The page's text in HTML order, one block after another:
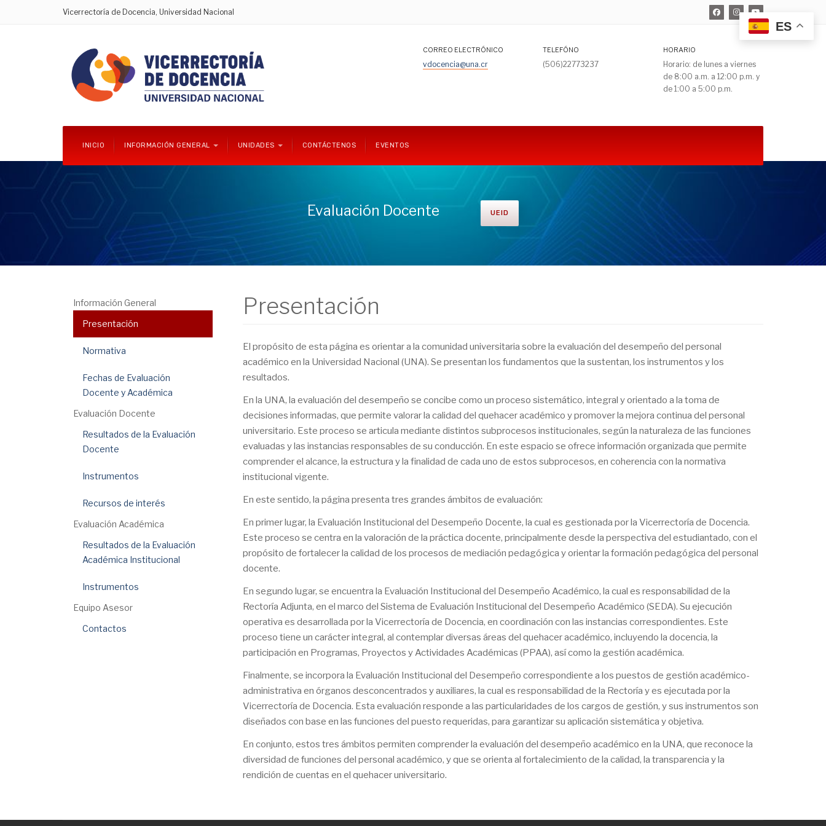
Vicerrectoría de Docencia, Universidad Nacional
ES
CORREO ELECTRÓNICO
vdocencia@una.cr
TELEFÓNO
(506)22773237
HORARIO
Horario: de lunes a viernes
de 8:00 a.m. a 12:00 p.m. y
de 1:00 a 5:00 p.m.
INICIO INFORMACIÓN GENERAL UNIDADES CONTÁCTENOS EVENTOS
Evaluación Docente UEID
Presentación
El propósito de esta página es orientar a la comunidad universitaria sobre la evaluación del desempeño del personal
académico en la Universidad Nacional (UNA). Se presentan los fundamentos que la sustentan, los instrumentos y los
resultados.
En la UNA, la evaluación del desempeño se concibe como un proceso sistemático, integral y orientado a la toma de
decisiones informadas, que permite valorar la calidad del quehacer académico y promover la mejora continua del personal
universitario. Este proceso se articula mediante distintos subprocesos institucionales, según la naturaleza de las funciones
evaluadas y las instancias responsables de su conducción. En este espacio se ofrece información organizada que permite
comprender el alcance, la estructura y la finalidad de cada uno de estos subprocesos, en coherencia con la normativa
institucional vigente.
En este sentido, la página presenta tres grandes ámbitos de evaluación:
En primer lugar, la Evaluación Institucional del Desempeño Docente, la cual es gestionada por la Vicerrectoría de Docencia.
Este proceso se centra en la valoración de la práctica docente, principalmente desde la perspectiva del estudiantado, con el
propósito de fortalecer la calidad de los procesos de mediación pedagógica y orientar la formación pedagógica del personal
docente.
En segundo lugar, se encuentra la Evaluación Institucional del Desempeño Académico, la cual es responsabilidad de la
Rectoría Adjunta, en el marco del Sistema de Evaluación Institucional del Desempeño Académico (SEDA). Su ejecución
operativa es desarrollada por la Vicerrectoría de Docencia, en coordinación con las instancias correspondientes. Este
proceso tiene un carácter integral, al contemplar diversas áreas del quehacer académico, incluyendo la docencia, la
participación en Programas, Proyectos y Actividades Académicas (PPAA), así como la gestión académica.
Finalmente, se incorpora la Evaluación Institucional del Desempeño correspondiente a los puestos de gestión académico-
administrativa en órganos desconcentrados y auxiliares, la cual es responsabilidad de la Rectoría y es ejecutada por la
Vicerrectoría de Docencia. Esta evaluación responde a las particularidades de los cargos de gestión, y sus instrumentos son
diseñados con base en las funciones del puesto requeridas, para garantizar su aplicación sistemática y objetiva.
En conjunto, estos tres ámbitos permiten comprender la evaluación del desempeño académico en la UNA, que reconoce la
diversidad de funciones del personal académico, y que se orienta al fortalecimiento de la calidad, la transparencia y la
rendición de cuentas en el quehacer universitario.
Información General
Presentación
Normativa
Fechas de Evaluación
Docente y Académica
Evaluación Docente
Resultados de la Evaluación
Docente
Instrumentos
Recursos de interés
Evaluación Académica
Resultados de la Evaluación
Académica Institucional
Instrumentos
Equipo Asesor
Contactos